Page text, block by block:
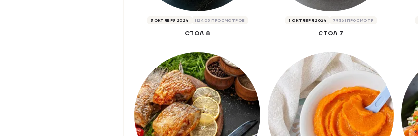
3 ОКТЯБРЯ 2024 112405 ПРОСМОТРОВ
СТОЛ 8
3 ОКТЯБРЯ 2024 79361 ПРОСМОТР
СТОЛ 7